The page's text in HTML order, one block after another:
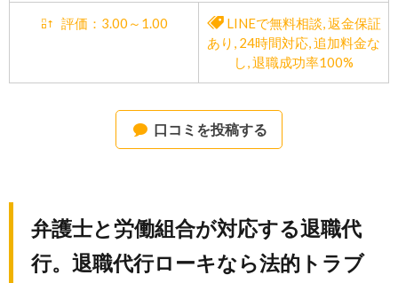
評価：3.00～1.00 LINEで無料相談,返金保証
あり , 24時間対応,追加料金な
し,退職成功率100%
口コミを投稿する
弁護士と労働組合が対応する退職代
行。退職代行ローキなら法的トラブ